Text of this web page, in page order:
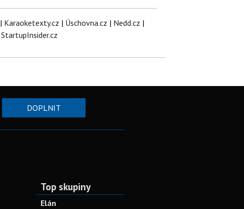
| Karaoketexty.cz | Úschovna.cz | Nedd.cz |
StartupInsider.cz
DOPLNIT
Top skupiny
Elán